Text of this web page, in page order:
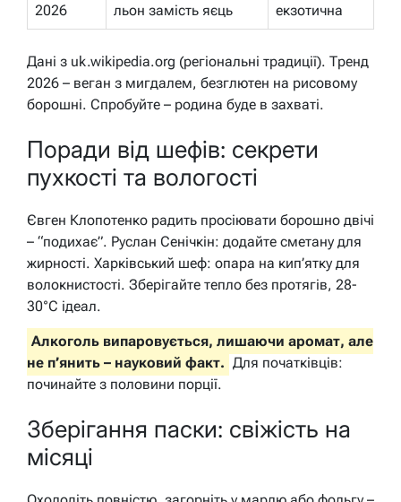
2026
льон замість яєць
екзотична
Дані з uk.wikipedia.org (регіональні традиції). Тренд
2026 – веган з мигдалем, безглютен на рисовому
борошні. Спробуйте – родина буде в захваті.
Поради від шефів: секрети
пухкості та вологості
Євген Клопотенко радить просіювати борошно двічі
– “подихає”. Руслан Сенічкін: додайте сметану для
жирності. Харківський шеф: опара на кип’ятку для
волокнистості. Зберігайте тепло без протягів, 28-
30°C ідеал.
Алкоголь випаровується, лишаючи аромат, але
не п’янить – науковий факт. Для початківців:
починайте з половини порції.
Зберігання паски: свіжість на
місяці